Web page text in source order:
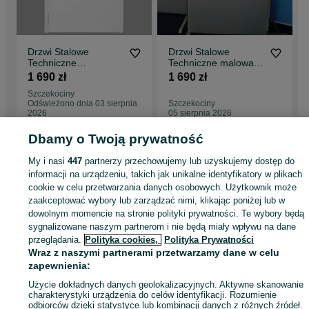
130 cm – 1400 (1000+400)x2050mm
150 cm – 1600 (1000+600)x2050mm
160 cm – 1700 (1000+700)x2050mm
180 cm – 1900 (1000+900)x2050mm
190 cm – 2000 (1000+1000)x2050mm
Drzwi Stalowe
Techniczne
Uniwersalne
rozmiar 120 cm
1 690 zł
Szczekociny
Odświeżono dnia 03 sierpnia
2026
Drzwi Stalowe
Techniczne malowane
RAL7038 rozmiar 120
1 690 zł
Szczekociny
05 sierpnia 2026
Strona główna Budowa i Remont Drzwi Drzwi zewnętrzne
Drzwi
zewnętrzne - Śląskie
Drzwi zewnętrzne - Szczekociny
KATEGORIA
ID:478024640 Wyświetlenia:
Zadzwoń / SMS Wyślij wiadomość
Dbamy o Twoją prywatność
My i nasi447 partnerzy przechowujemy lub uzyskujemy dostęp do
informacji na urządzeniu, takich jak unikalne identyfikatory w plikach
cookie w celu przetwarzania danych osobowych. Użytkownik może
zaakceptować wybory lub zarządzać nimi, klikając poniżej lub w
dowolnym momencie na stronie polityki prywatności. Te wybory będą
sygnalizowane naszym partnerom i nie będą miały wpływu na dane
przeglądania. Polityka cookies, Polityka Prywatności
Wraz z naszymi partnerami przetwarzamy dane w celu
zapewnienia:
Użycie dokładnych danych geolokalizacyjnych. Aktywne skanowanie
charakterystyki urządzenia do celów identyfikacji. Rozumienie
odbiorców dzięki statystyce lub kombinacji danych z różnych źródeł.